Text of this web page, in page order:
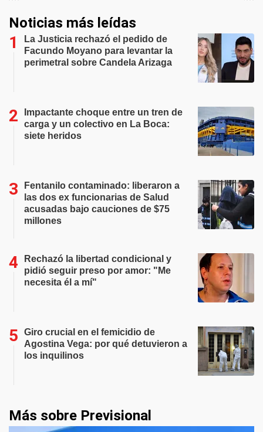
Noticias más leídas
La Justicia rechazó el pedido de
Facundo Moyano para levantar la
perimetral sobre Candela Arizaga
Impactante choque entre un tren de
carga y un colectivo en La Boca:
siete heridos
Fentanilo contaminado: liberaron a
las dos ex funcionarias de Salud
acusadas bajo cauciones de $75
millones
Rechazó la libertad condicional y
pidió seguir preso por amor: "Me
necesita él a mí"
Giro crucial en el femicidio de
Agostina Vega: por qué detuvieron a
los inquilinos
Más sobre Previsional